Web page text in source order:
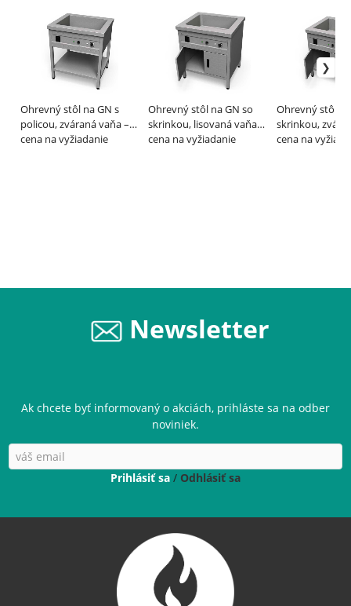
Ohrevný stôl na GN s
policou, zváraná vaňa –
ALVEX
cena na vyžiadanie
Ohrevný stôl na GN so
skrinkou, lisovaná vaňa –
ALVEX
cena na vyžiadanie
Ohrevný stôl
skrinkou,
ALVEX
cena na
Newsletter
Ak chcete byť informovaný o akciách, prihláste sa na odber
noviniek.
Prihlásiť sa / Odhlásiť sa